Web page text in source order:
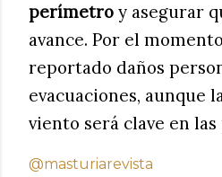
perímetro y asegurar
avance. Por el
reportado daños
evacuaciones, aunque
viento será clave en
@masturiarevista